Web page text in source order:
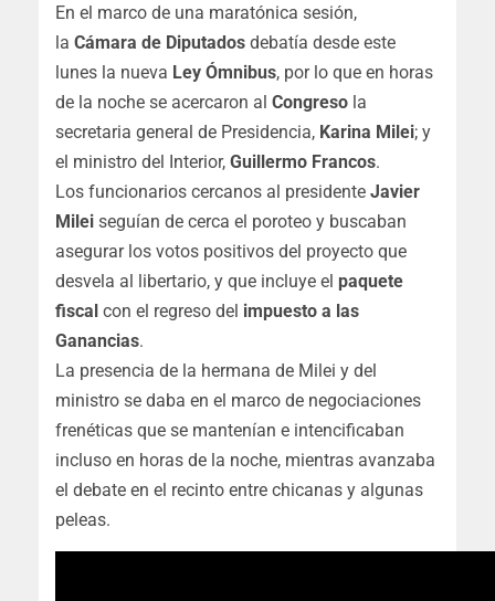
En el marco de una maratónica sesión,
la Cámara de Diputados debatía desde este
lunes la nueva Ley Ómnibus, por lo que en horas
de la noche se acercaron al Congreso la
secretaria general de Presidencia, Karina Milei; y
el ministro del Interior, Guillermo Francos.
Los funcionarios cercanos al presidente Javier
Milei seguían de cerca el poroteo y buscaban
asegurar los votos positivos del proyecto que
desvela al libertario, y que incluye el paquete
fiscal con el regreso del impuesto a las
Ganancias.
La presencia de la hermana de Milei y del
ministro se daba en el marco de negociaciones
frenéticas que se mantenían e intencificaban
incluso en horas de la noche, mientras avanzaba
el debate en el recinto entre chicanas y algunas
peleas.